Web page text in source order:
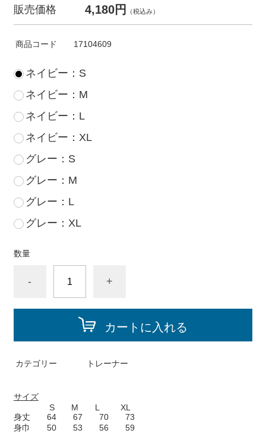
販売価格 4,180円 （税込み）
商品コード 17104609
ネイビー：S
ネイビー：M
ネイビー：L
ネイビー：XL
グレー：S
グレー：M
グレー：L
グレー：XL
数量
- +
カートに入れる
カテゴリー トレーナー
サイズ
S M L XL
身丈 64 67 70 73
身巾 50 53 56 59